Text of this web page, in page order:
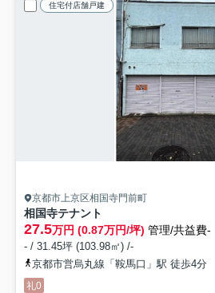
住宅付店舗戸建
京都市上京区相国寺門前町
相国寺テナント
27.5万円 (0.87万円/坪) 管理/共益費-
- / 31.45坪 (103.98㎡) /-
京都市営烏丸線「鞍馬口」駅 徒歩4分
礼0